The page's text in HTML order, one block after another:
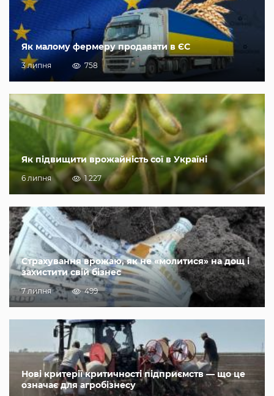
Як малому фермеру продавати в ЄС
3 липня 758
Як підвищити врожайність сої в Україні
6 липня 1 227
Страхування врожаю, як не «молитися» на дощ і
захистити свій бізнес
7 липня 499
Нові критерії критичності підприємств — що це
означає для агробізнесу